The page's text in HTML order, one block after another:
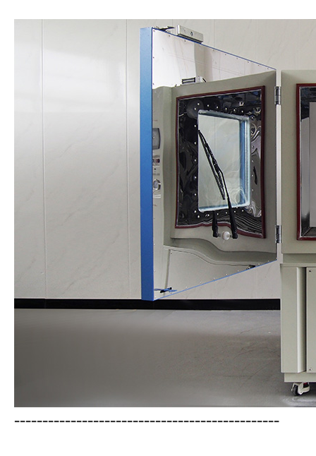
-----------------------------------------------